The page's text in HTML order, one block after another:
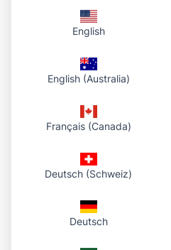
12 febbraio 2026
Angoli arrotondati per
Aggiungi angoli arrotondati a
interfacce e social, in pochi
Photo To URL Team
rounded-corners#
English
English (Australia)
Français (Canada)
Deutsch (Schweiz)
Deutsch